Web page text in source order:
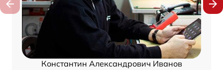
Константин Александрович Иванов